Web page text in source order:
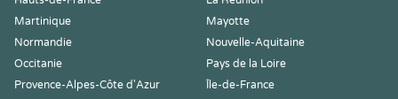
Martinique
Mayotte
Normandie
Nouvelle-Aquitaine
Occitanie
Pays de la Loire
Provence-Alpes-Côte d'Azur
Île-de-France